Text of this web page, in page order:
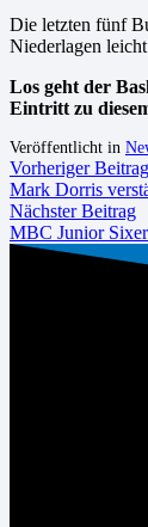
Die letzten fünf
Niederlagen
Los geht der
Eintritt zu
Veröffentlicht in
Vorheriger Beitrag
Mark Dorris
Nächster Beitrag
MBC Junior